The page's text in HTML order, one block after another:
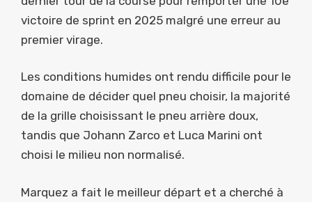
victoire de sprint en 2025 malgré une erreur au
premier virage.
Les conditions humides ont rendu difficile pour le
domaine de décider quel pneu choisir, la majorité
de la grille choisissant le pneu arrière doux,
tandis que Johann Zarco et Luca Marini ont
choisi le milieu non normalisé.
Marquez a fait le meilleur départ et a cherché à